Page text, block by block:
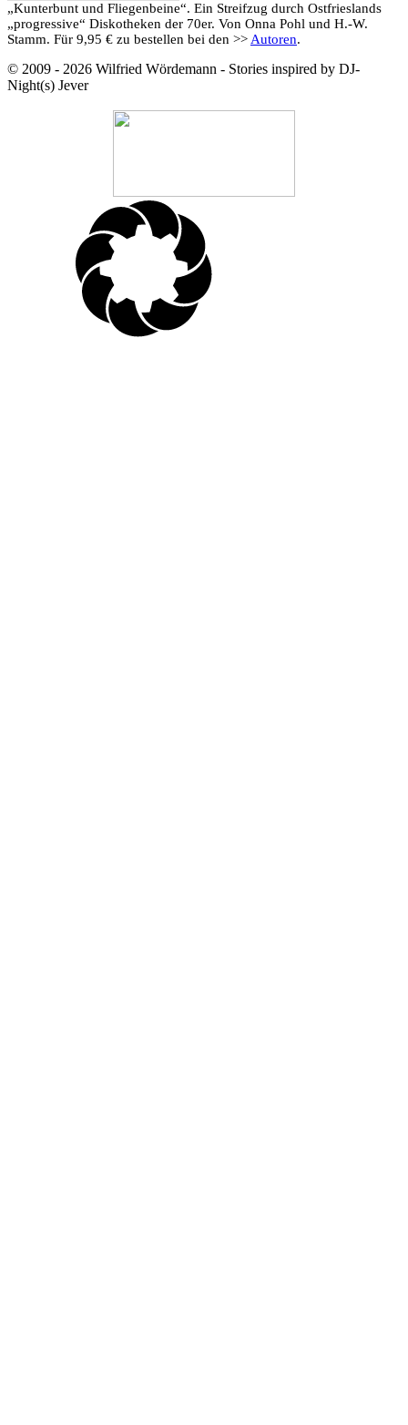
„Kunterbunt und Fliegenbeine“. Ein Streifzug durch Ostfrieslands
„progressive“ Diskotheken der 70er. Von Onna Pohl und H.-W.
Stamm. Für 9,95 € zu bestellen bei den >> Autoren.
© 2009 - 2026 Wilfried Wördemann - Stories inspired by DJ-
Night(s) Jever